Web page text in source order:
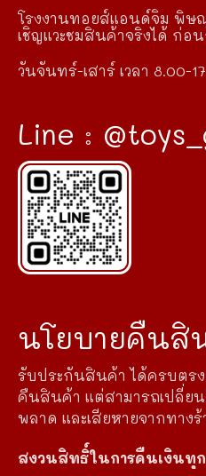
โรงงานทอยส์แอนด์จิม พิษ
เชิญแวะชมสินค้าจริงได้ ก่อ
วันจันทร์-เสาร์ เวลา 8.00-
Line :
นโยบายคืนสิ
รับประกันสินค้า ได้ครบตร
คืนสินค้า แต่สามารถเปลี่ย
พลาด และเสียหายจากทาง
สงวนสิทธิ์ในการคืนเงินทุ